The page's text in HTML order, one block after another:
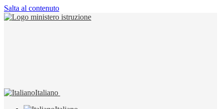
Salta al contenuto
Italiano